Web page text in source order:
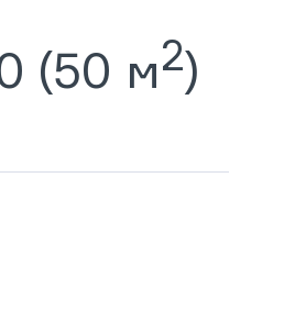
(50 м2)